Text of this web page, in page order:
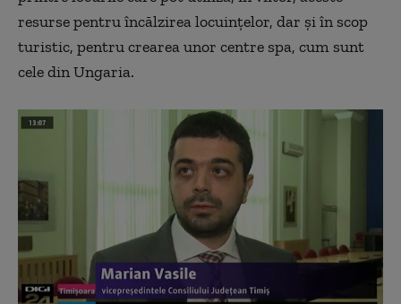
resurse pentru încălzirea locuinţelor, dar şi în scop
turistic, pentru crearea unor centre spa, cum sunt
cele din Ungaria.